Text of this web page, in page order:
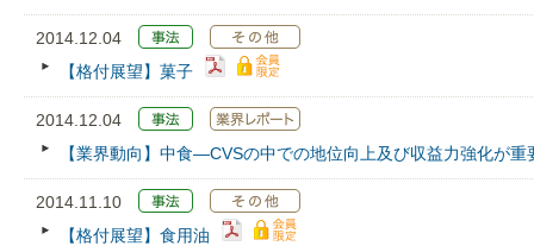
2014.12.04
【格付展望】菓子
2014.12.04
【業界動向】中食―CVSの中での地位向上及び収益力強化が
2014.11.10
【格付展望】食用油